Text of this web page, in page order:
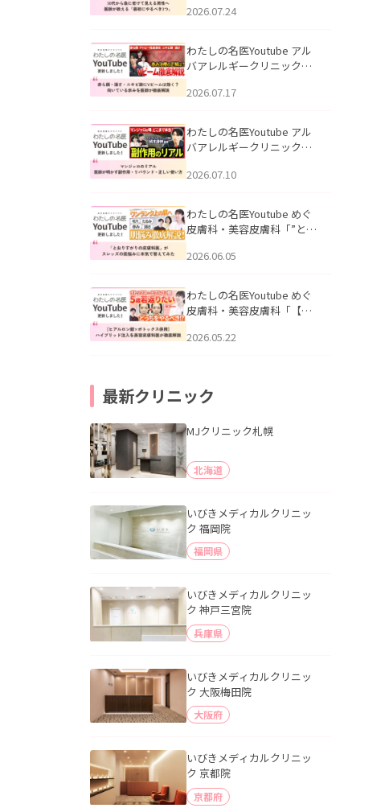
える男性へ｜医師が教える
公開いたしました。
2026.07.24
わたしの名医Youtube アル
バアレルギークリニック札
跡にVビームは効く？向いて
説」を公開いたしました。
2026.07.17
わたしの名医Youtube アル
バアレルギークリニック札
医師が明かす副作用・リバ
公開いたしました。
2026.07.10
わたしの名医Youtube めぐ
皮膚科・美容皮膚科「”とお
ッズの肌悩みに本気で答え
た。
2026.06.05
わたしの名医Youtube めぐ
皮膚科・美容皮膚科「【ヒ
用】ハイブリッド注入を美
2026.05.22
最新クリニック
MJクリニック札幌
北海道
いびきメディカルクリニッ
ク 福岡院
福岡県
いびきメディカルクリニッ
ク 神戸三宮院
兵庫県
いびきメディカルクリニッ
ク 大阪梅田院
大阪府
いびきメディカルクリニッ
ク 京都院
京都府